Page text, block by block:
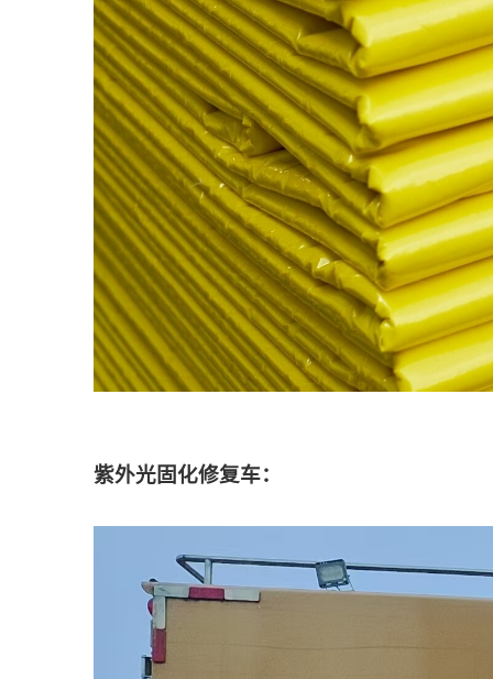
紫外光固化修复车：